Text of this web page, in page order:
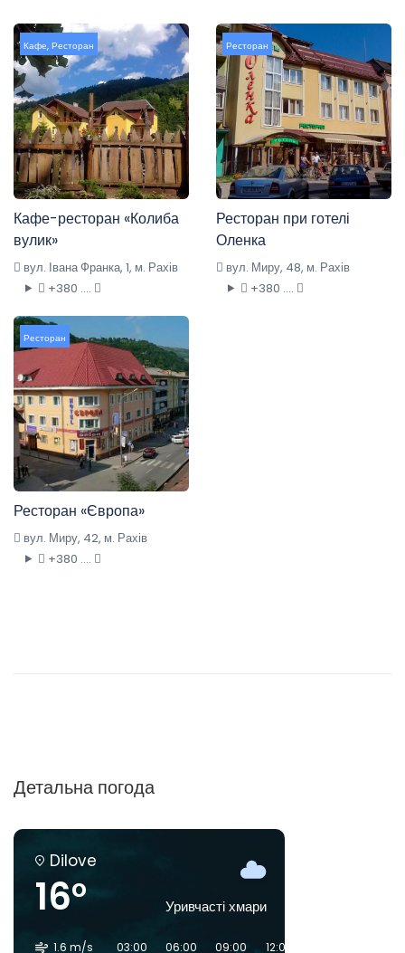
Кафе, Ресторан
Кафе-ресторан «Колиба
вулик»
вул. Івана Франка, 1, м. Рахів
+380 ....
Ресторан
Ресторан при готелі
Оленка
вул. Миру, 48, м. Рахів
+380 ....
Ресторан
Ресторан «Європа»
вул. Миру, 42, м. Рахів
+380 ....
Детальна погода
Dilove
16° Уривчасті хмари
1.6 m/s 03:00 06:00 09:00 12:00